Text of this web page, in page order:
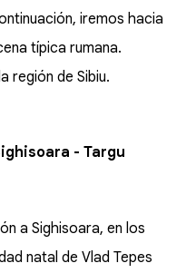
iremos hacia
típica rumana.
región de Sibiu.
- Targu
a Sighisoara, en los
natal de Vlad Tepes